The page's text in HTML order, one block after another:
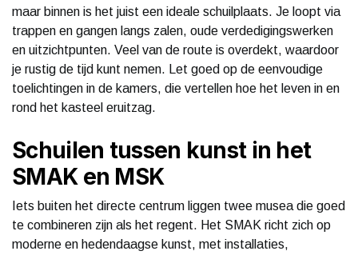
maar binnen is het juist een ideale schuilplaats. Je loopt via
trappen en gangen langs zalen, oude verdedigingswerken
en uitzichtpunten. Veel van de route is overdekt, waardoor
je rustig de tijd kunt nemen. Let goed op de eenvoudige
toelichtingen in de kamers, die vertellen hoe het leven in en
rond het kasteel eruitzag.
Schuilen tussen kunst in het
SMAK en MSK
Iets buiten het directe centrum liggen twee musea die goed
te combineren zijn als het regent. Het SMAK richt zich op
moderne en hedendaagse kunst, met installaties,